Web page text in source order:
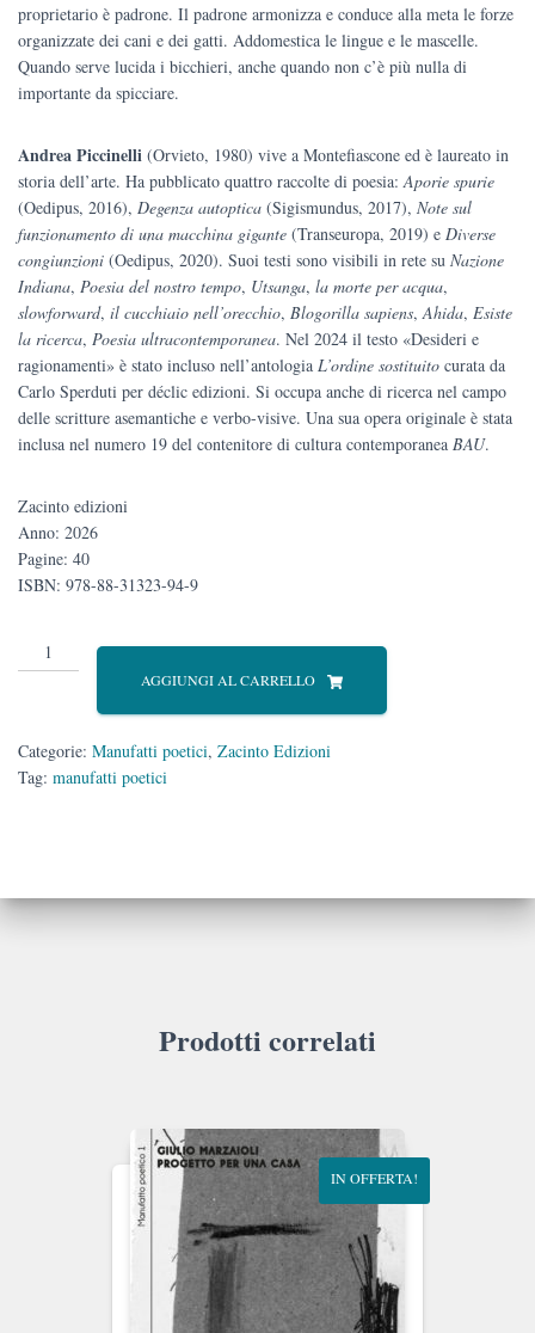
proprietario è padrone. Il padrone armonizza e conduce alla meta le forze
organizzate dei cani e dei gatti. Addomestica le lingue e le mascelle.
Quando serve lucida i bicchieri, anche quando non c’è più nulla di
importante da spicciare.
Andrea Piccinelli (Orvieto, 1980) vive a Montefiascone ed è laureato in
storia dell’arte. Ha pubblicato quattro raccolte di poesia: Aporie spurie
(Oedipus, 2016), Degenza autoptica (Sigismundus, 2017), Note sul
funzionamento di una macchina gigante (Transeuropa, 2019) e Diverse
congiunzioni (Oedipus, 2020). Suoi testi sono visibili in rete su Nazione
Indiana, Poesia del nostro tempo, Utsanga, la morte per acqua,
slowforward, il cucchiaio nell’orecchio, Blogorilla sapiens, Ahida, Esiste
la ricerca, Poesia ultracontemporanea. Nel 2024 il testo «Desideri e
ragionamenti» è stato incluso nell’antologia L’ordine sostituito curata da
Carlo Sperduti per déclic edizioni. Si occupa anche di ricerca nel campo
delle scritture asemantiche e verbo-visive. Una sua opera originale è stata
inclusa nel numero 19 del contenitore di cultura contemporanea BAU.
Zacinto edizioni
Anno: 2026
Pagine: 40
ISBN: 978-88-31323-94-9
Animali
domestici
quantità
AGGIUNGI AL CARRELLO
Categorie: Manufatti poetici, Zacinto Edizioni
Tag: manufatti poetici
Prodotti correlati
IN OFFERTA!